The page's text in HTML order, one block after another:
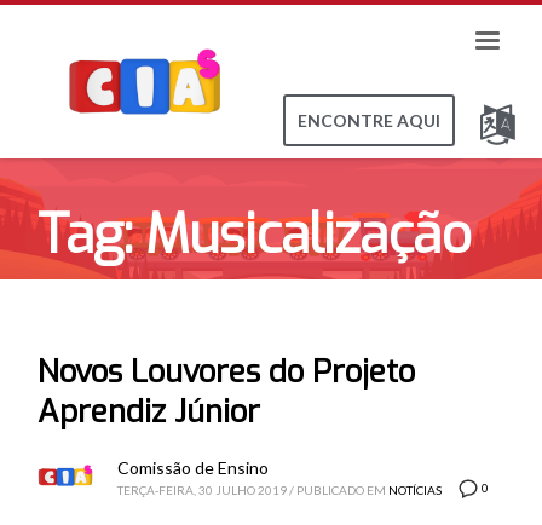
ENCONTRE AQUI
Tag: Musicalização
Novos Louvores do Projeto
Aprendiz Júnior
0
Comissão de Ensino
TERÇA-FEIRA, 30 JULHO 2019 / PUBLICADO EM NOTÍCIAS